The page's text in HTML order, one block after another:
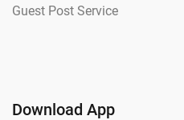
Guest Post Service
Download App